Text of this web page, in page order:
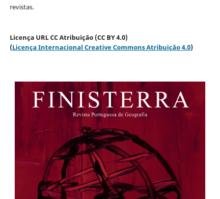
revistas.
Licença URL CC Atribuição (CC BY 4.0)
(Licença Internacional Creative Commons Atribuição 4.0)